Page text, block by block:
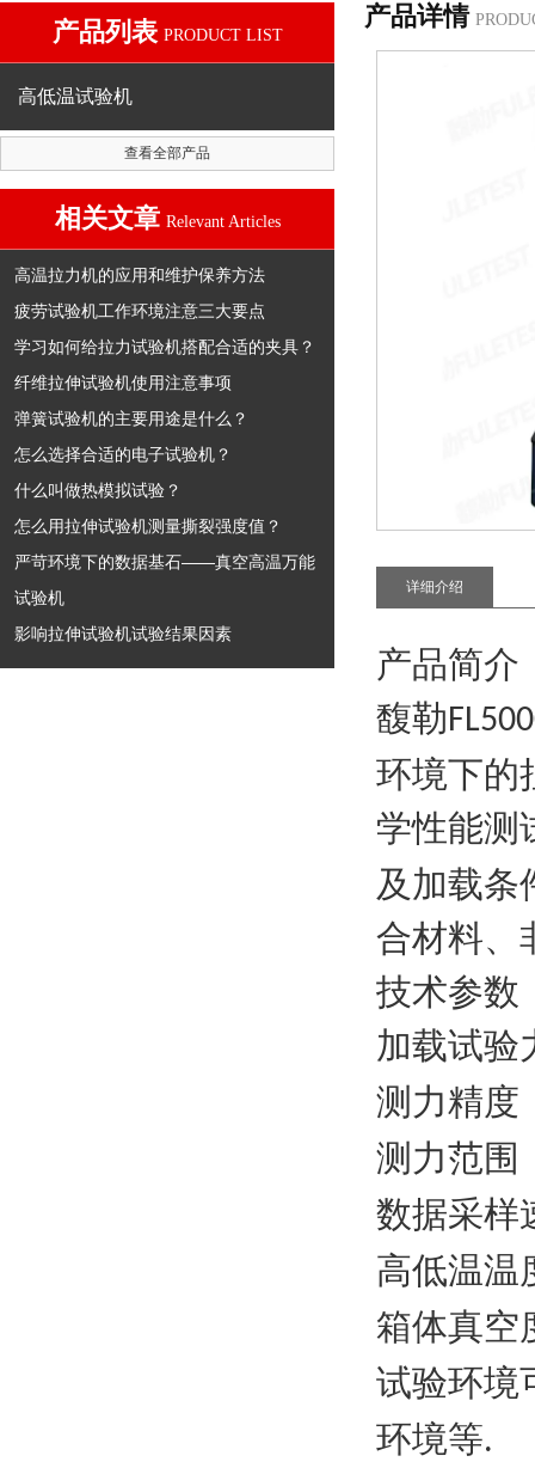
产品列表 PRODUCT LIST
高低温试验机
查看全部产品
相关文章 Relevant Articles
高温拉力机的应用和维护保养方法
疲劳试验机工作环境注意三大要点
学习如何给拉力试验机搭配合适的夹具？
纤维拉伸试验机使用注意事项
弹簧试验机的主要用途是什么？
怎么选择合适的电子试验机？
什么叫做热模拟试验？
怎么用拉伸试验机测量撕裂强度值？
严苛环境下的数据基石——真空高温万能
试验机
影响拉伸试验机试验结果因素
产品详情
详细介绍
产品简介
馥勒
环境下的
学性能测
及加载条
合材料、
技术参数
加载试验
测力精度
测力范围
数据采样
高低温温
箱体真空
试验环境
环境等.